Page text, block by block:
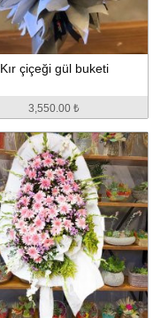
Kır çiçeği gül buketi
3,550.00 ₺